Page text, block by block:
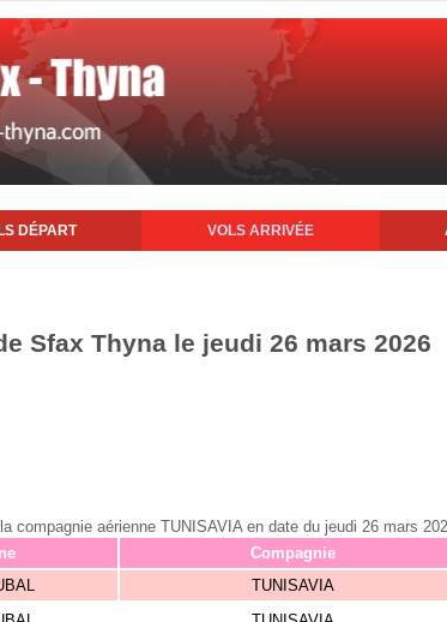
DÉPART VOLS ARRIVÉE
Sfax Thyna le jeudi 26 mars 2026
compagnie aérienne TUNISAVIA en date du jeudi 26 mars
Compagnie
TUNISAVIA